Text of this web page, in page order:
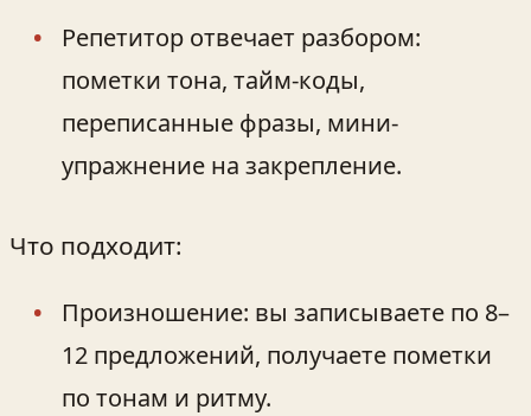
Репетитор отвечает разбором:
пометки тона, тайм-коды,
переписанные фразы, мини-
упражнение на закрепление.
Что подходит:
Произношение: вы записываете по 8–
12 предложений, получаете пометки
по тонам и ритму.